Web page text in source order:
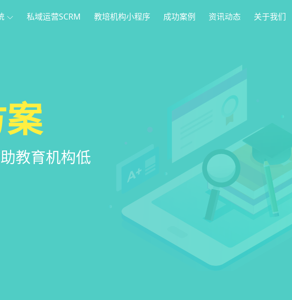
私域运营SCRM 教培机构小程序 成功案例 资讯动态 关于我们
系统
系统，全方
教育机构低
，管理更便